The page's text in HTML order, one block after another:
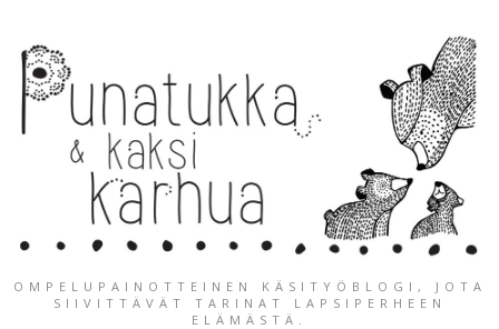
OMPELUPAINOTTEINEN KÄSITYÖBLOGI, JOTA
SIIVITTÄVÄT TARINAT LAPSIPERHEEN
ELÄMÄSTÄ.